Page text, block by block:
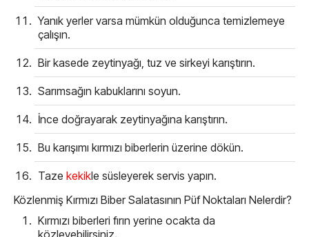
Yanık yerler varsa mümkün olduğunca temizlemeye
çalışın.
Bir kasede zeytinyağı, tuz ve sirkeyi karıştırın.
Sarımsağın kabuklarını soyun.
İnce doğrayarak zeytinyağına karıştırın.
Bu karışımı kırmızı biberlerin üzerine dökün.
Taze kekikle süsleyerek servis yapın.
Közlenmiş Kırmızı Biber Salatasının Püf Noktaları Nelerdir?
Kırmızı biberleri fırın yerine ocakta da
közleyebilirsiniz.